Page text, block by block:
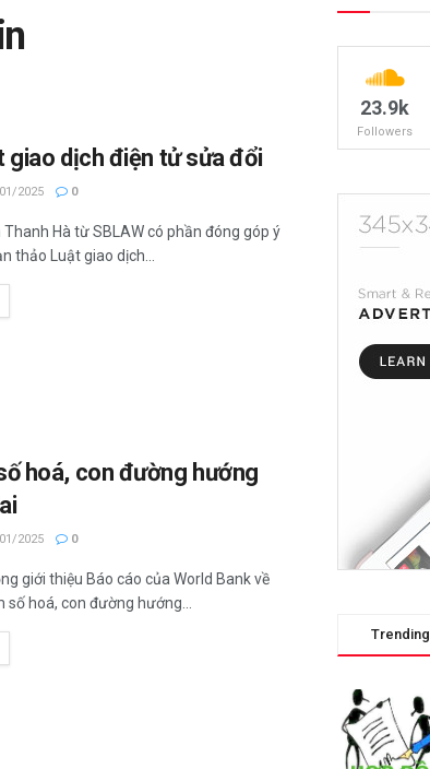
giao dịch điện tử sửa đổi
2025 0
Thanh Hà từ SBLAW có phần đóng góp ý
thảo Luật giao dịch...
hoá, con đường hướng
2025 0
giới thiệu Báo cáo của World Bank về
số hoá, con đường hướng...
23.9k
Followers
Trending